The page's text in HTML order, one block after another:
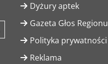
Dyżury aptek
Gazeta Głos Regionu
Polityka prywatności
Reklama